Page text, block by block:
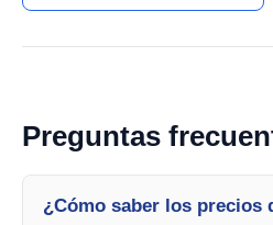
Preguntas
¿Cómo saber los precios